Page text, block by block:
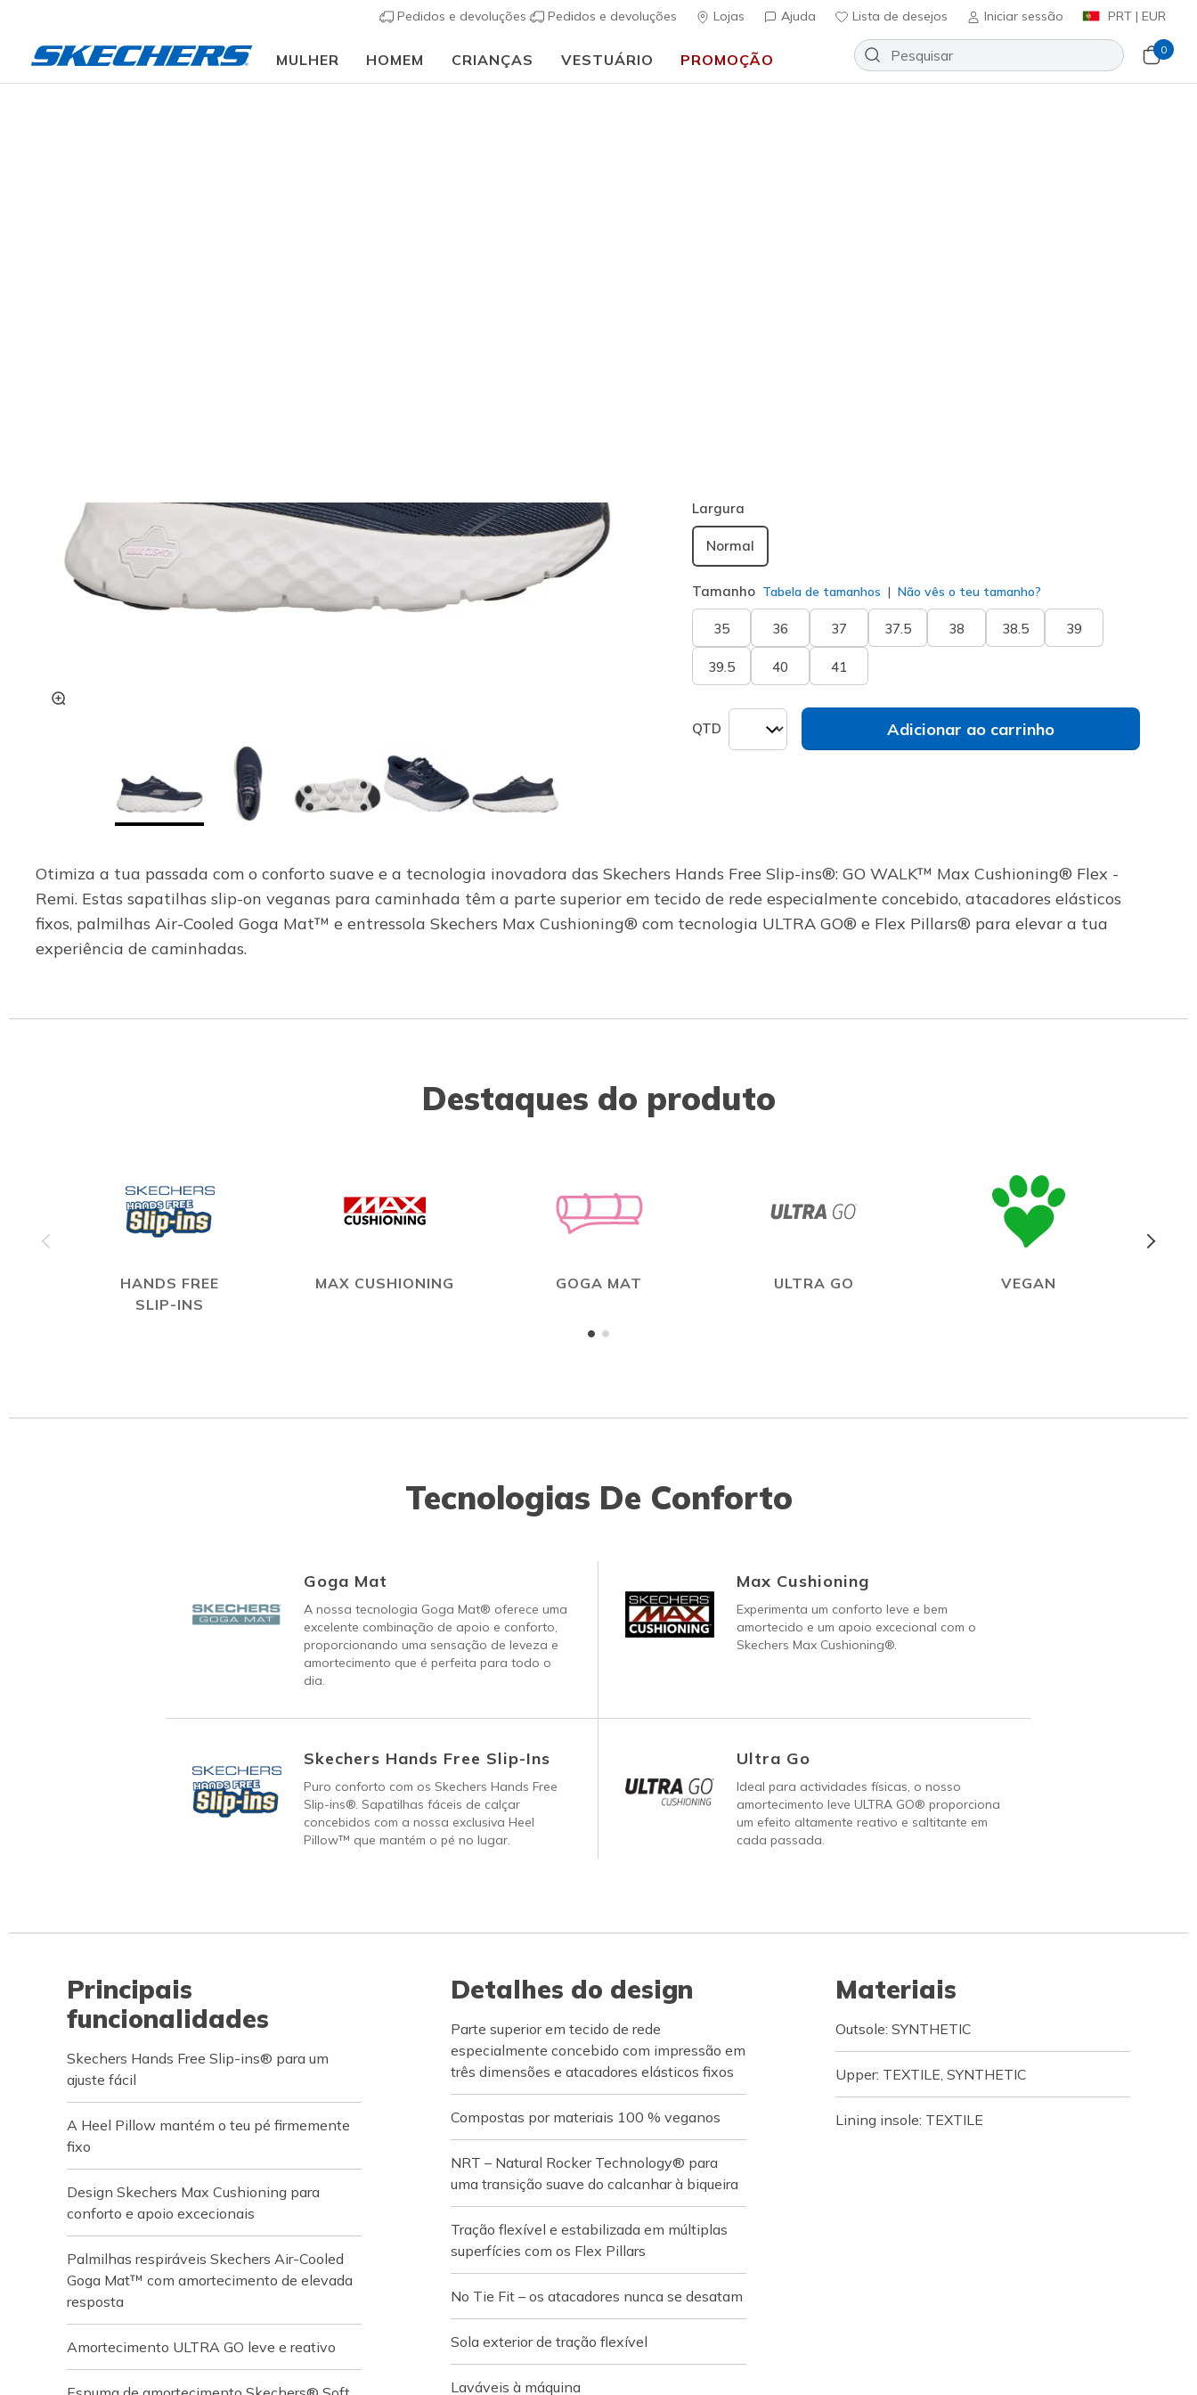
Pedidos e devoluções Pedidos e devoluções Lojas Ajuda Lista de desejos Iniciar sessão PRT | EUR
MULHER HOMEM CRIANÇAS VESTUÁRIO PROMOÇÃO
0
Largura
Normal
Tamanho Tabela de tamanhos Não vês o teu tamanho?
35 36 37 37.5 38 38.5 39
39.5 40 41
QTD Adicionar ao carrinho
Otimiza a tua passada com o conforto suave e a tecnologia inovadora das Skechers Hands Free Slip-ins®: GO WALK™ Max Cushioning® Flex -
Remi. Estas sapatilhas slip-on veganas para caminhada têm a parte superior em tecido de rede especialmente concebido, atacadores elásticos
fixos, palmilhas Air-Cooled Goga Mat™ e entressola Skechers Max Cushioning® com tecnologia ULTRA GO® e Flex Pillars® para elevar a tua
experiência de caminhadas.
Destaques do produto
HANDS FREE
SLIP-INS
MAX CUSHIONING GOGA MAT ULTRA GO VEGAN
Tecnologias De Conforto
Goga Mat
A nossa tecnologia Goga Mat® oferece uma
excelente combinação de apoio e conforto,
proporcionando uma sensação de leveza e
amortecimento que é perfeita para todo o
dia.
Max Cushioning
Experimenta um conforto leve e bem
amortecido e um apoio excecional com o
Skechers Max Cushioning®.
Skechers Hands Free Slip-Ins
Puro conforto com os Skechers Hands Free
Slip-ins®. Sapatilhas fáceis de calçar
concebidos com a nossa exclusiva Heel
Pillow™ que mantém o pé no lugar.
Ultra Go
Ideal para actividades físicas, o nosso
amortecimento leve ULTRA GO® proporciona
um efeito altamente reativo e saltitante em
cada passada.
Principais
funcionalidades
Skechers Hands Free Slip-ins® para um
ajuste fácil
A Heel Pillow mantém o teu pé firmemente
fixo
Design Skechers Max Cushioning para
conforto e apoio excecionais
Palmilhas respiráveis Skechers Air-Cooled
Goga Mat™ com amortecimento de elevada
resposta
Amortecimento ULTRA GO leve e reativo
Detalhes do design
Parte superior em tecido de rede
especialmente concebido com impressão em
três dimensões e atacadores elásticos fixos
Compostas por materiais 100 % veganos
NRT – Natural Rocker Technology® para
uma transição suave do calcanhar à biqueira
Tração flexível e estabilizada em múltiplas
superfícies com os Flex Pillars
No Tie Fit – os atacadores nunca se desatam
Sola exterior de tração flexível
Laváveis à máquina
Materiais
Outsole: SYNTHETIC
Upper: TEXTILE, SYNTHETIC
Lining insole: TEXTILE